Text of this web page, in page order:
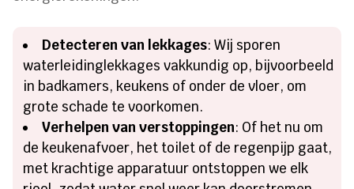
Detecteren van lekkages: Wij sporen
waterleidinglekkages vakkundig op, bijvoorbeeld
in badkamers, keukens of onder de vloer, om
grote schade te voorkomen.
Verhelpen van verstoppingen: Of het nu om
de keukenafvoer, het toilet of de regenpijp gaat,
met krachtige apparatuur ontstoppen we elk